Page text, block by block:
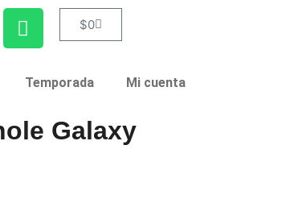
$0
Temporada Mi cuenta
Galaxy